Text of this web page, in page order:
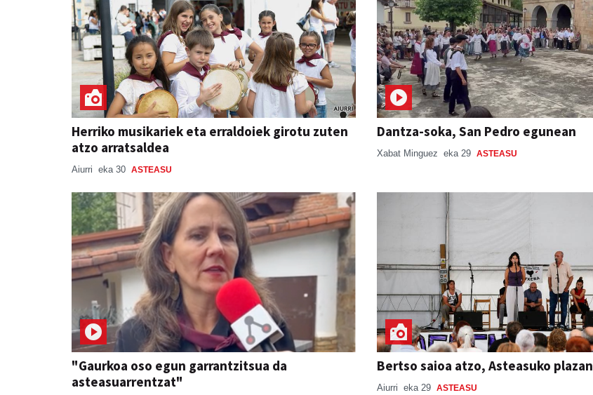
Herriko musikariek eta erraldoiek girotu zuten
atzo arratsaldea
Aiurri eka 30 ASTEASU
Dantza-soka, San Pedro egunean
Xabat Minguez eka 29 ASTEASU
"Gaurkoa oso egun garrantzitsua da
asteasuarrentzat"
Bertso saioa atzo, Asteasuko plazan
Aiurri eka 29 ASTEASU